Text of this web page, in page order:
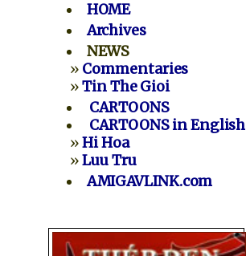
HOME
Archives
NEWS
» Commentaries
»Tin The Gioi
CARTOONS
CARTOONS in English
»Hi Hoa
»Luu Tru
AMIGAVLINK.com